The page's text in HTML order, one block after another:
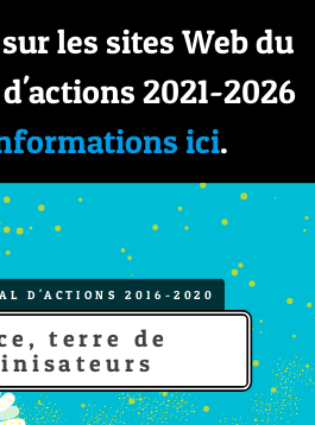
les sites Web du
2021-2026
ici.
D'ACTIONS 2016-2020
terre de